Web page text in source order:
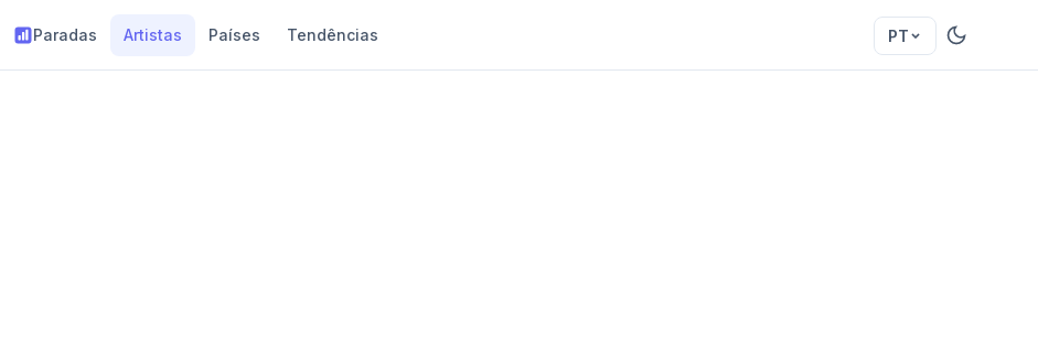
Paradas Artistas Países Tendências PT